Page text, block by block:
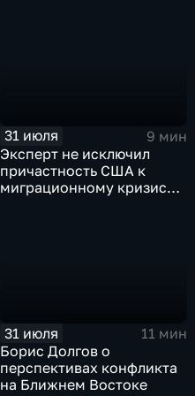
31 июля
9 мин
Эксперт не исключил
причастность США к
миграционному кризису в
31 июля
11 мин
Борис Долгов о
перспективах конфликта
на Ближнем Востоке